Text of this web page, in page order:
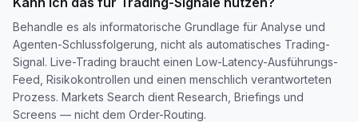
Behandle es als informatorische Grundlage für Analyse und
Agenten-Schlussfolgerung, nicht als automatisches Trading-
Signal. Live-Trading braucht einen Low-Latency-Ausführungs-
Feed, Risikokontrollen und einen menschlich verantworteten
Prozess. Markets Search dient Research, Briefings und
Screens — nicht dem Order-Routing.